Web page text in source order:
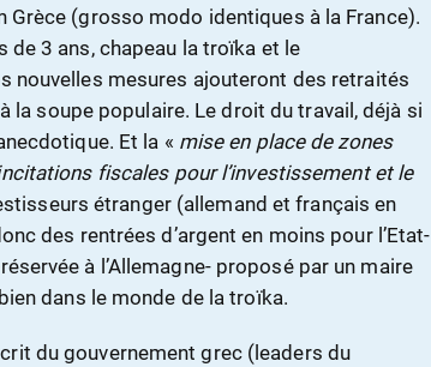
(grosso modo identiques à la France).
de 3 ans, chapeau la troïka et le
nouvelles mesures ajouteront des retraités
la soupe populaire. Le droit du travail, déjà si
Et la « mise en place de zones
fiscales pour l’investissement et le
étranger (allemand et français en
des rentrées d’argent en moins pour l’Etat-
à l’Allemagne- proposé par un maire
dans le monde de la troïka.
du gouvernement grec (leaders du